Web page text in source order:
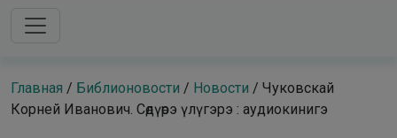
Главная / Библионовости / Новости / Чуковскай
Корней Иванович. Сөдүөрэ үлүгэрэ : аудиокинигэ